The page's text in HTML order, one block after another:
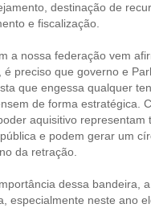
E SERVIÇOS
destinação de
e fiscalização.
a nossa federação vem
é preciso que governo e
que engessa qualquer
de forma estratégica.
aquisitivo representam
e podem gerar um
da retração.
dessa bandeira,
especialmente neste ano